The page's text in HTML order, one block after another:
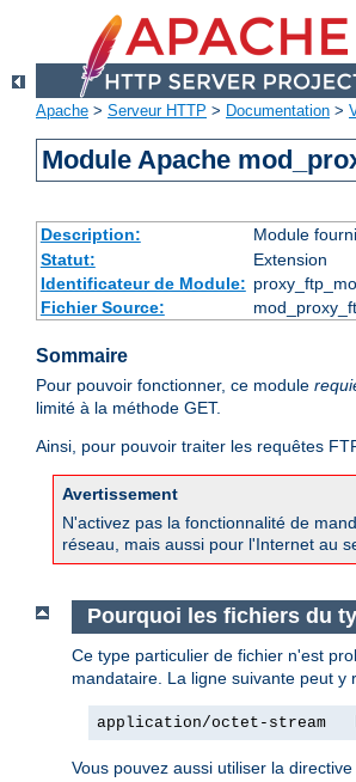
Apache > Serveur HTTP > Documentation >
Module Apache
Description: Module
Statut:
Extension
Identificateur de Module:
Fichier Source:
Sommaire
Pour pouvoir fonctionner, ce module
limité à la méthode GET.
Ainsi, pour pouvoir traiter les requêtes
Avertissement
N'activez pas la fonctionnalité de
réseau, mais aussi pour l'Internet au
Pourquoi les fichiers du
Ce type particulier de fichier n'est
mandataire. La ligne suivante peut y
application/octet-stream
Vous pouvez aussi utiliser la directive